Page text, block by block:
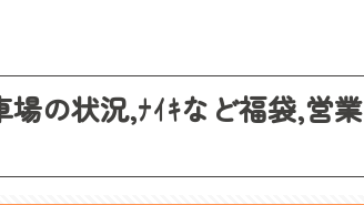
場の状況,ﾅｲｷなど福袋,営業